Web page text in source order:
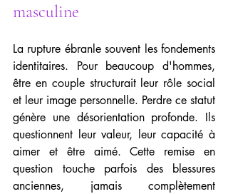
masculine
La rupture ébranle souvent les fondements
identitaires. Pour beaucoup d'hommes,
être en couple structurait leur rôle social
et leur image personnelle. Perdre ce statut
génère une désorientation profonde. Ils
questionnent leur valeur, leur capacité à
aimer et être aimé. Cette remise en
question touche parfois des blessures
anciennes, jamais complètement